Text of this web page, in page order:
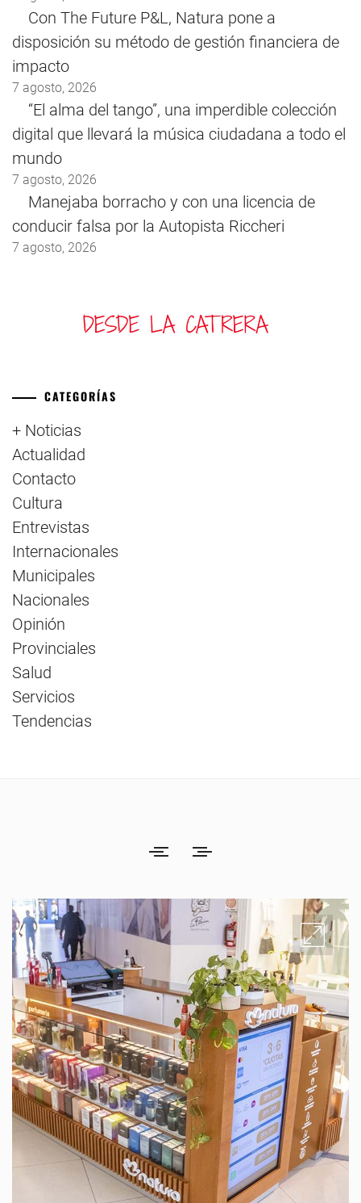
Con The Future P&L, Natura pone a
disposición su método de gestión financiera de
impacto
7 agosto, 2026
“El alma del tango”, una imperdible colección
digital que llevará la música ciudadana a todo el
mundo
7 agosto, 2026
Manejaba borracho y con una licencia de
conducir falsa por la Autopista Riccheri
7 agosto, 2026
CATEGORÍAS
+ Noticias
Actualidad
Contacto
Cultura
Entrevistas
Internacionales
Municipales
Nacionales
Opinión
Provinciales
Salud
Servicios
Tendencias